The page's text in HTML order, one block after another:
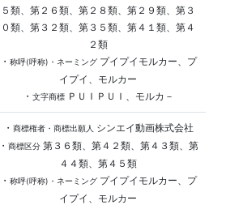
５類、第２６類、第２８類、第２９類、第３
０類、第３２類、第３５類、第４１類、第４
２類
・ 称呼(呼称)・ネーミングプイプイモルカー、プ
イプイ、モルカー
・ 文字商標ＰＵＩＰＵＩ、モルカ－
・ 商標権者・商標出願人
シンエイ動画株式会社
・ 商標区分第３６類、第４２類、第４３類、第
４４類、第４５類
・ 称呼(呼称)・ネーミングプイプイモルカー、プ
イプイ、モルカー